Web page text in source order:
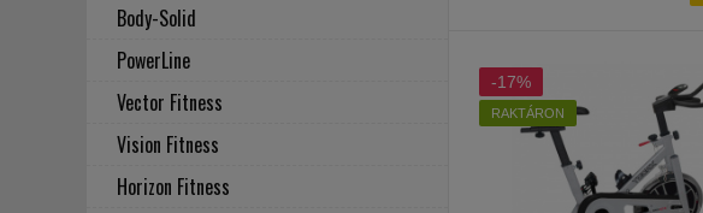
-17%
RAKTÁRON
Body-Solid
PowerLine
Vector Fitness
Vision Fitness
Horizon Fitness